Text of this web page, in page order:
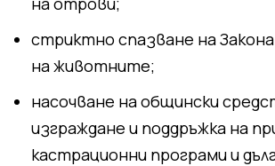
стриктно спазване на
на животните;
насочване на общински
изграждане и поддръжка на
кастрационни програми и